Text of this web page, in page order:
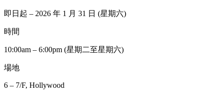
即日起 – 2026 年 1 月 31 日 (星期六)
時間
10:00am – 6:00pm (星期二至星期六)
場地
6 – 7/F, Hollywood